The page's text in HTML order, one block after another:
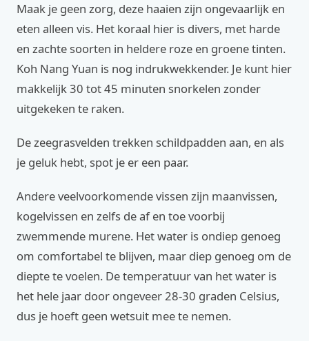
Maak je geen zorg, deze haaien zijn ongevaarlijk en
eten alleen vis. Het koraal hier is divers, met harde
en zachte soorten in heldere roze en groene tinten.
Koh Nang Yuan is nog indrukwekkender. Je kunt hier
makkelijk 30 tot 45 minuten snorkelen zonder
uitgekeken te raken.
De zeegrasvelden trekken schildpadden aan, en als
je geluk hebt, spot je er een paar.
Andere veelvoorkomende vissen zijn maanvissen,
kogelvissen en zelfs de af en toe voorbij
zwemmende murene. Het water is ondiep genoeg
om comfortabel te blijven, maar diep genoeg om de
diepte te voelen. De temperatuur van het water is
het hele jaar door ongeveer 28-30 graden Celsius,
dus je hoeft geen wetsuit mee te nemen.